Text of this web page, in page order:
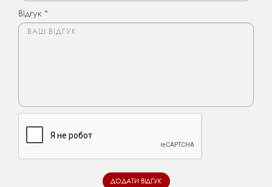
Відгук *